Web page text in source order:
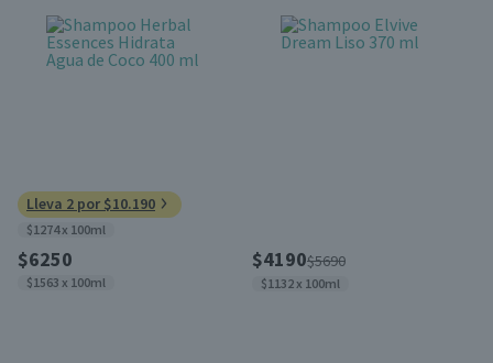
Lleva 2 por $10.190
$1274 x 100ml
$6250
$1563 x 100ml
$4190$5690
$1132 x 100ml